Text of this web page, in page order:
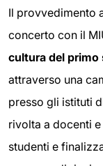
Il provvedimento
concerto con il
cultura del primo
attraverso una
presso gli istituti
rivolta a docenti
studenti e